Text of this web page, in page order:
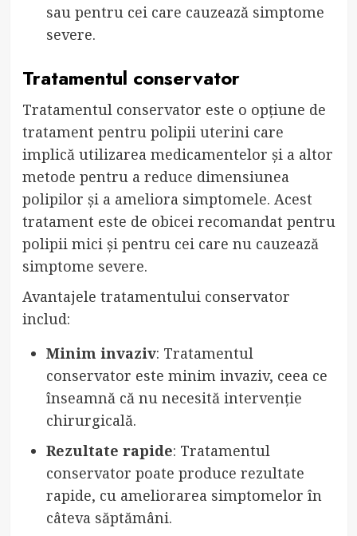
sau pentru cei care cauzează simptome
severe.
Tratamentul conservator
Tratamentul conservator este o opțiune de
tratament pentru polipii uterini care
implică utilizarea medicamentelor și a altor
metode pentru a reduce dimensiunea
polipilor și a ameliora simptomele. Acest
tratament este de obicei recomandat pentru
polipii mici și pentru cei care nu cauzează
simptome severe.
Avantajele tratamentului conservator
includ:
Minim invaziv: Tratamentul
conservator este minim invaziv, ceea ce
înseamnă că nu necesită intervenție
chirurgicală.
Rezultate rapide: Tratamentul
conservator poate produce rezultate
rapide, cu ameliorarea simptomelor în
câteva săptămâni.